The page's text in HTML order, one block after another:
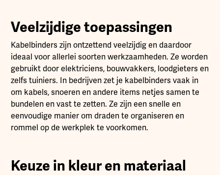
Veelzijdige toepassingen
Kabelbinders zijn ontzettend veelzijdig en daardoor
ideaal voor allerlei soorten werkzaamheden. Ze worden
gebruikt door elektriciens, bouwvakkers, loodgieters en
zelfs tuiniers. In bedrijven zet je kabelbinders vaak in
om kabels, snoeren en andere items netjes samen te
bundelen en vast te zetten. Ze zijn een snelle en
eenvoudige manier om draden te organiseren en
rommel op de werkplek te voorkomen.
Keuze in kleur en materiaal